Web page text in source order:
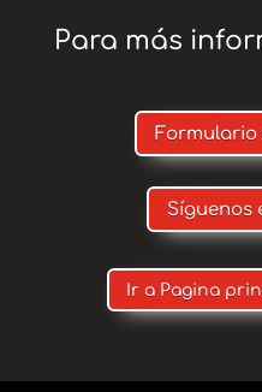
Para más
Síguenos
Ir a Pagina